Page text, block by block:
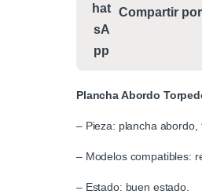
Compartir
Plancha Abordo
– Pieza: plancha abordo,
– Modelos compatibles:
– Estado: buen estado.